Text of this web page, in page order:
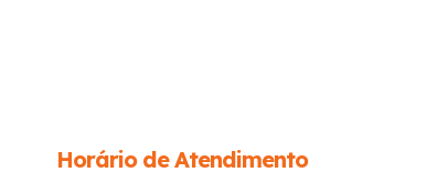
Horário de Atendimento